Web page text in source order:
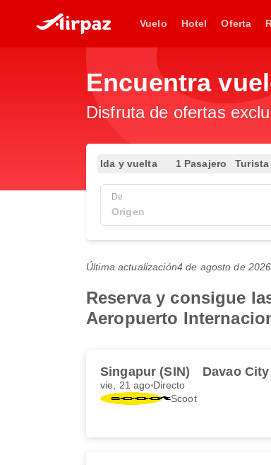
Vuelo Hotel Oferta
Encuentra
Disfruta de ofertas
Ida y vuelta 1 Pasajero Turista
De
Última actualización4 de agosto de
Reserva y consigue
Aeropuerto
Singapur (SIN) Davao City
vie, 21 ago Directo
Scoot